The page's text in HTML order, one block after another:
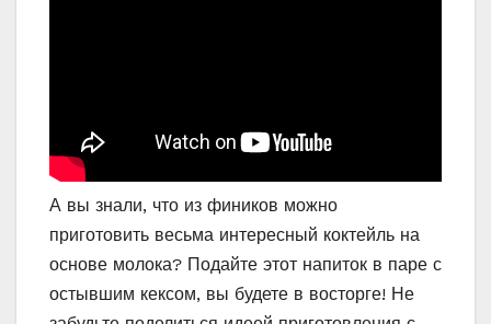
А вы знали, что из фиников можно
приготовить весьма интересный коктейль на
основе молока? Подайте этот напиток в паре с
остывшим кексом, вы будете в восторге! Не